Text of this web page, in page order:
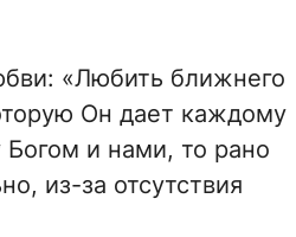
«Любить ближнего
Он дает каждому
и нами, то рано
из-за отсутствия